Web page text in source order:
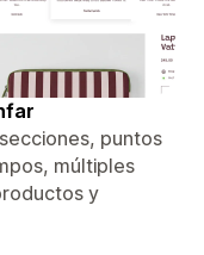
puntos
múltiples
y